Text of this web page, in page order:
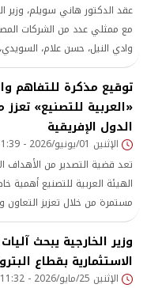
عقد الدكتور هاني سويلم، وزير
مع ممثلي عدد من الشركات
وادي النيل، حسن علام،
الأفريقية للمشروعات التنموية،
وذلك لبحث استعدادات هذه
من المشروعات التنموية بدول
آلية التمويل التي أطلقتها مصر بقيمة 100 مليون
توقيع مذكرة للتفاهم
«العربية للتصنيع» تعزز
الدول الإفريقية
الإثنين 01/يونيو/2026 - 11:39 ص
تعد قضية التصدير من الأهداف
الهيئة العربية للتصنيع
مستمرة من خلال تعزيز التعاون
وذلك في اطار رؤية مصر للتنمية
وزير الخارجية يبحث
الاستثمارية بقطاع
الإثنين 25/مايو/2026 - 11:32 م